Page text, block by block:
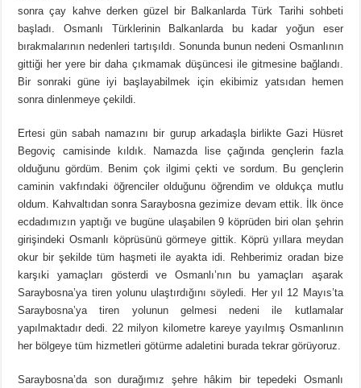
sonra çay kahve derken güzel bir Balkanlarda Türk Tarihi sohbeti
başladı. Osmanlı Türklerinin Balkanlarda bu kadar yoğun eser
bırakmalarının nedenleri tartışıldı. Sonunda bunun nedeni Osmanlının
gittiği her yere bir daha çıkmamak düşüncesi ile gitmesine bağlandı.
Bir sonraki güne iyi başlayabilmek için ekibimiz yatsıdan hemen
sonra dinlenmeye çekildi.
Ertesi gün sabah namazını bir gurup arkadaşla birlikte Gazi Hüsret
Begoviç camisinde kıldık. Namazda lise çağında gençlerin fazla
olduğunu gördüm. Benim çok ilgimi çekti ve sordum. Bu gençlerin
caminin vakfındaki öğrenciler olduğunu öğrendim ve oldukça mutlu
oldum. Kahvaltıdan sonra Saraybosna gezimize devam ettik. İlk önce
ecdadımızın yaptığı ve bugüne ulaşabilen 9 köprüden biri olan şehrin
girişindeki Osmanlı köprüsünü görmeye gittik. Köprü yıllara meydan
okur bir şekilde tüm haşmeti ile ayakta idi. Rehberimiz oradan bize
karşıki yamaçları gösterdi ve Osmanlı’nın bu yamaçları aşarak
Saraybosna’ya tiren yolunu ulaştırdığını söyledi. Her yıl 12 Mayıs’ta
Saraybosna’ya tiren yolunun gelmesi nedeni ile kutlamalar
yapılmaktadır dedi. 22 milyon kilometre kareye yayılmış Osmanlının
her bölgeye tüm hizmetleri götürme adaletini burada tekrar görüyoruz.
Saraybosna’da son durağımız şehre hâkim bir tepedeki Osmanlı